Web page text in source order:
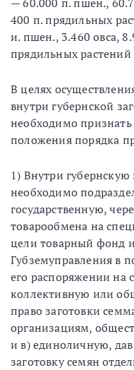
400 п. прядильных
и. пшен., 3.460 овса,
прядильных растений
В целях
внутри губернской
необходимо
положения порядка
1) Внутри губернскую
необходимо
государственную,
товарообмена на
цели товарный фонд
Губземуправления в
его распоряжении на
коллективную или
право заготовки
организациям,
и в) единоличную,
заготовку семян